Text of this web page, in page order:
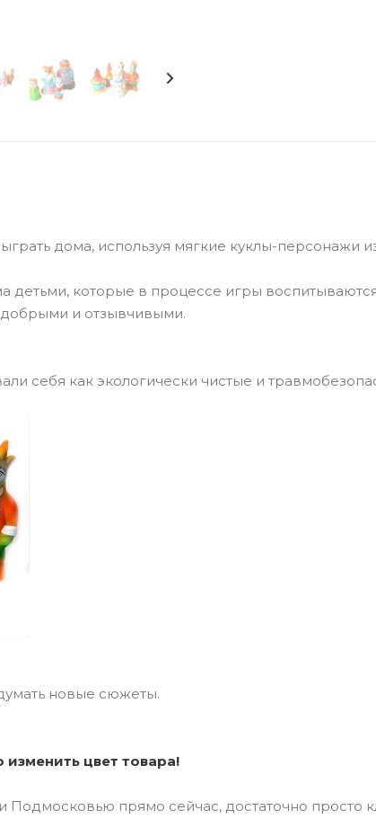
дома, используя мягкие куклы-персонажи
которые в процессе игры
добрыми и отзывчивыми.
себя как экологически чистые и
новые сюжеты.
цвет товара!
Подмосковью прямо сейчас, достаточно просто